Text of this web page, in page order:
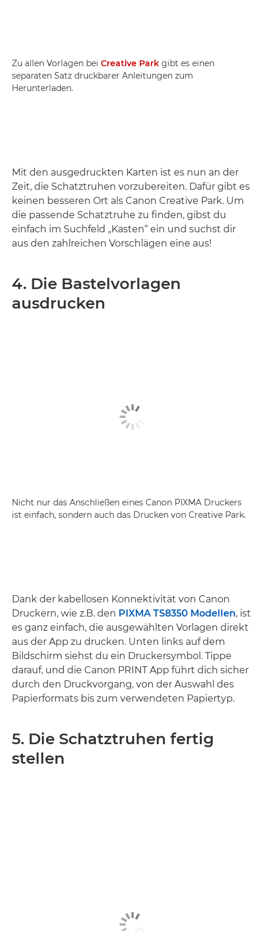
Zu allen Vorlagen bei Creative Park gibt es einen
separaten Satz druckbarer Anleitungen zum
Herunterladen.
Mit den ausgedruckten Karten ist es nun an der
Zeit, die Schatztruhen vorzubereiten. Dafür gibt es
keinen besseren Ort als Canon Creative Park. Um
die passende Schatztruhe zu finden, gibst du
einfach im Suchfeld „Kasten“ ein und suchst dir
aus den zahlreichen Vorschlägen eine aus!
4. Die Bastelvorlagen
ausdrucken
Nicht nur das Anschließen eines Canon PIXMA Druckers
ist einfach, sondern auch das Drucken von Creative Park.
Dank der kabellosen Konnektivität von Canon
Druckern, wie z.B. den PIXMA TS8350 Modellen, ist
es ganz einfach, die ausgewählten Vorlagen direkt
aus der App zu drucken. Unten links auf dem
Bildschirm siehst du ein Druckersymbol. Tippe
darauf, und die Canon PRINT App führt dich sicher
durch den Druckvorgang, von der Auswahl des
Papierformats bis zum verwendeten Papiertyp.
5. Die Schatztruhen fertig
stellen